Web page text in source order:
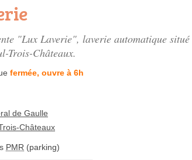
"Lux Laverie", laverie automatique situé
Trois-Châteaux.
fermée, ouvre à 6h
de Gaulle
Châteaux
PMR (parking)